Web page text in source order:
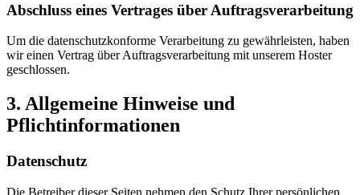
Abschluss eines Vertrages über Auftragsverarbeitung
Um die datenschutzkonforme Verarbeitung zu gewährleisten, haben
wir einen Vertrag über Auftragsverarbeitung mit unserem Hoster
geschlossen.
3. Allgemeine Hinweise und
Pflichtinformationen
Datenschutz
Die Betreiber dieser Seiten nehmen den Schutz Ihrer persönlichen